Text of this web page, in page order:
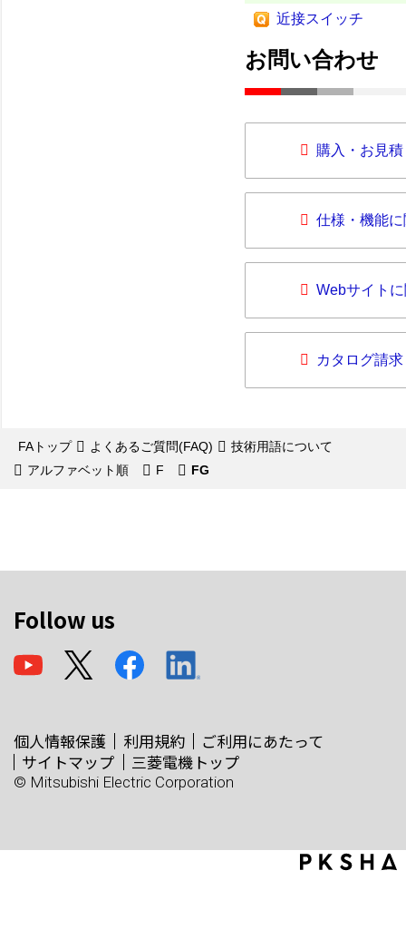
近接スイッチ
お問い合わせ
購入・お見
仕様・機能
Webサイト
カタログ請求
FAトップ よくあるご質問(FAQ)
技術用語について
アルファベット順
F FG
Follow us
個人情報保護 利用規約
ご利用にあたって
サイトマップ
三菱電機トップ
© Mitsubishi Electric Corporation